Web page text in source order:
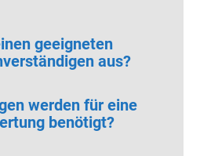
geeigneten
aus?
werden für eine
benötigt?